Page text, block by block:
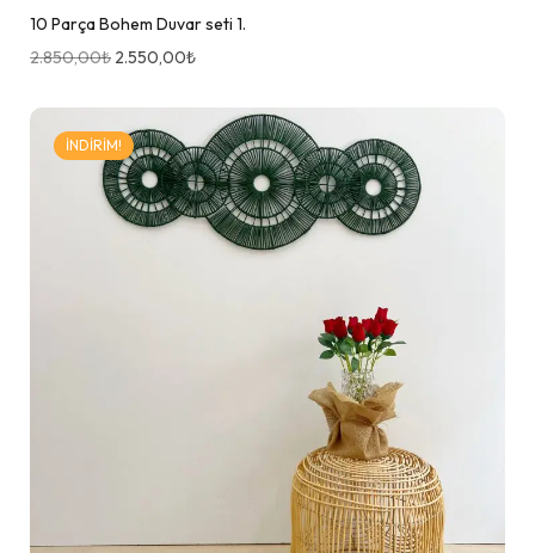
10 Parça Bohem Duvar seti 1.
2.850,00₺ 2.550,00₺
İNDIRIM!